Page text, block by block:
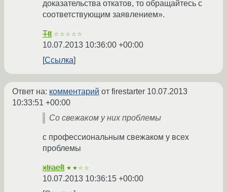
доказательства откатов, то обращайтесь с
соответствующим заявлением».
Ttt ☆☆☆☆☆
10.07.2013 10:36:00 +00:00
Ссылка
Ответ на: комментарий от firestarter 10.07.2013
10:33:51 +00:00
Со свежаком у них проблемы
с профессиональным свежаком у всех
проблемы
xtraeft ★★☆☆
10.07.2013 10:36:15 +00:00